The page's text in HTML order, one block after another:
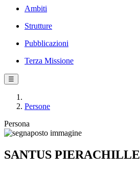
Ambiti
Strutture
Pubblicazioni
Terza Missione
☰
Persone
Persona
SANTUS PIERACHILLE